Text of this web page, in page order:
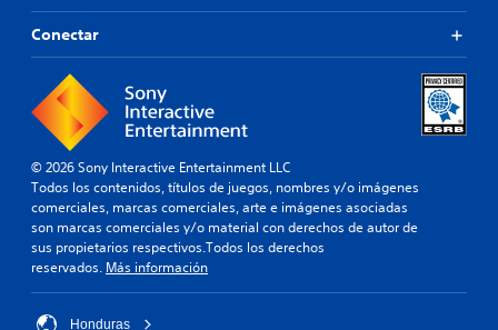
Conectar
© 2026 Sony Interactive Entertainment LLC
Todos los contenidos, títulos de juegos, nombres y/o imágenes
comerciales, marcas comerciales, arte e imágenes asociadas
son marcas comerciales y/o material con derechos de autor de
sus propietarios respectivos.Todos los derechos
reservados. Más información
Honduras